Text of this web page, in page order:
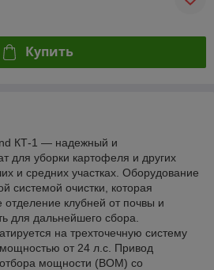
Купить
КТ-1 — надежный и
для уборки картофеля и других
и средних участках. Оборудование
системой очистки, которая
отделение клубней от почвы и
для дальнейшего сбора.
на трехточечную систему
от 24 л.с. Привод
отбора мощности (ВОМ) со